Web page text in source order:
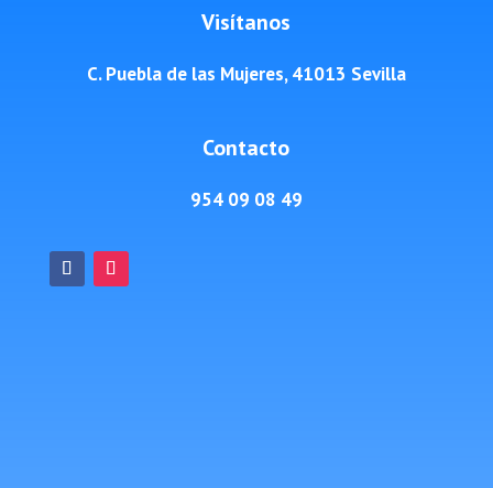
Visítanos
C. Puebla de las Mujeres, 41013 Sevilla
Contacto
954 09 08 49